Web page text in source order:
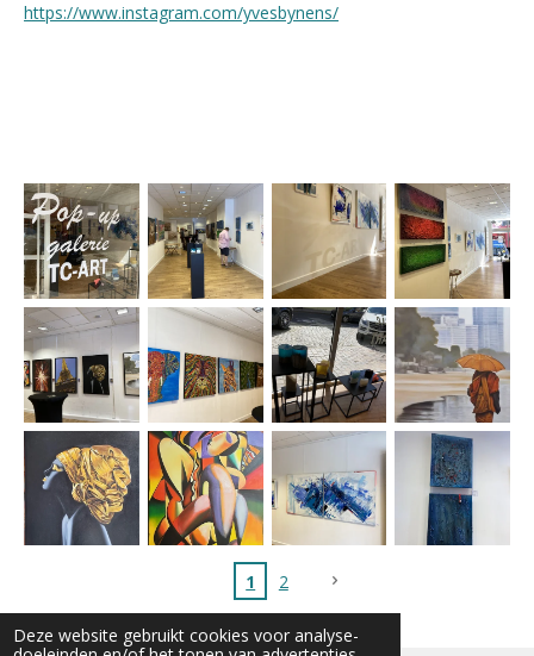
Deze website gebruikt cookies voor analyse-
https://www.instagram.com/yvesbynens/
1 2